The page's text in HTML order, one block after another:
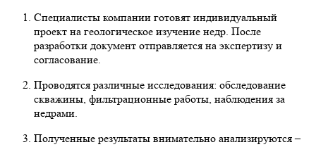
Специалисты компании готовят индивидуальный
проект на геологическое изучение недр. После
разработки документ отправляется на экспертизу и
согласование.
Проводятся различные исследования: обследование
скважины, фильтрационные работы, наблюдения за
недрами.
Полученные результаты внимательно анализируются –